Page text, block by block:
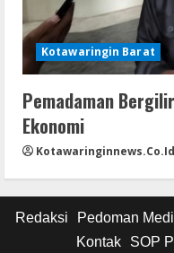
Kotawaringin Barat
Pemadaman
Ekonomi
Kotawaringinnews.co.id
Redaksi Pedoman
Kontak
SOP